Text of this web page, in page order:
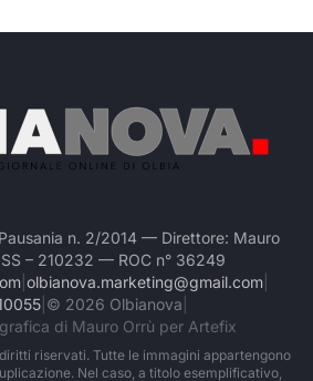
n. 2/2014 — Direttore: Mauro
– 210232 — ROC n° 36249
olbianova.marketing@gmail.com
| © 2026 Olbianova
di Mauro Orrù per Artefix
riservati. Tutte le immagini appartengono
Nel caso, a titolo esemplificativo,